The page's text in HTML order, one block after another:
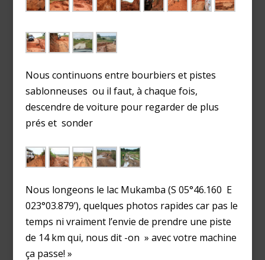
Nous continuons entre bourbiers et pistes
sablonneuses ou il faut, à chaque fois,
descendre de voiture pour regarder de plus
prés et sonder
Nous longeons le lac Mukamba (S 05°46.160 E
023°03.879’), quelques photos rapides car pas le
temps ni vraiment l’envie de prendre une piste
de 14 km qui, nous dit -on » avec votre machine
ça passe! »